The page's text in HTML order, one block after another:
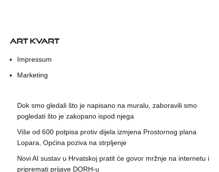
ART KVART
Impressum
Marketing
Dok smo gledali što je napisano na muralu, zaboravili smo
pogledati što je zakopano ispod njega
Više od 600 potpisa protiv dijela izmjena Prostornog plana
Lopara, Općina poziva na strpljenje
Novi AI sustav u Hrvatskoj pratit će govor mržnje na internetu i
pripremati prijave DORH-u